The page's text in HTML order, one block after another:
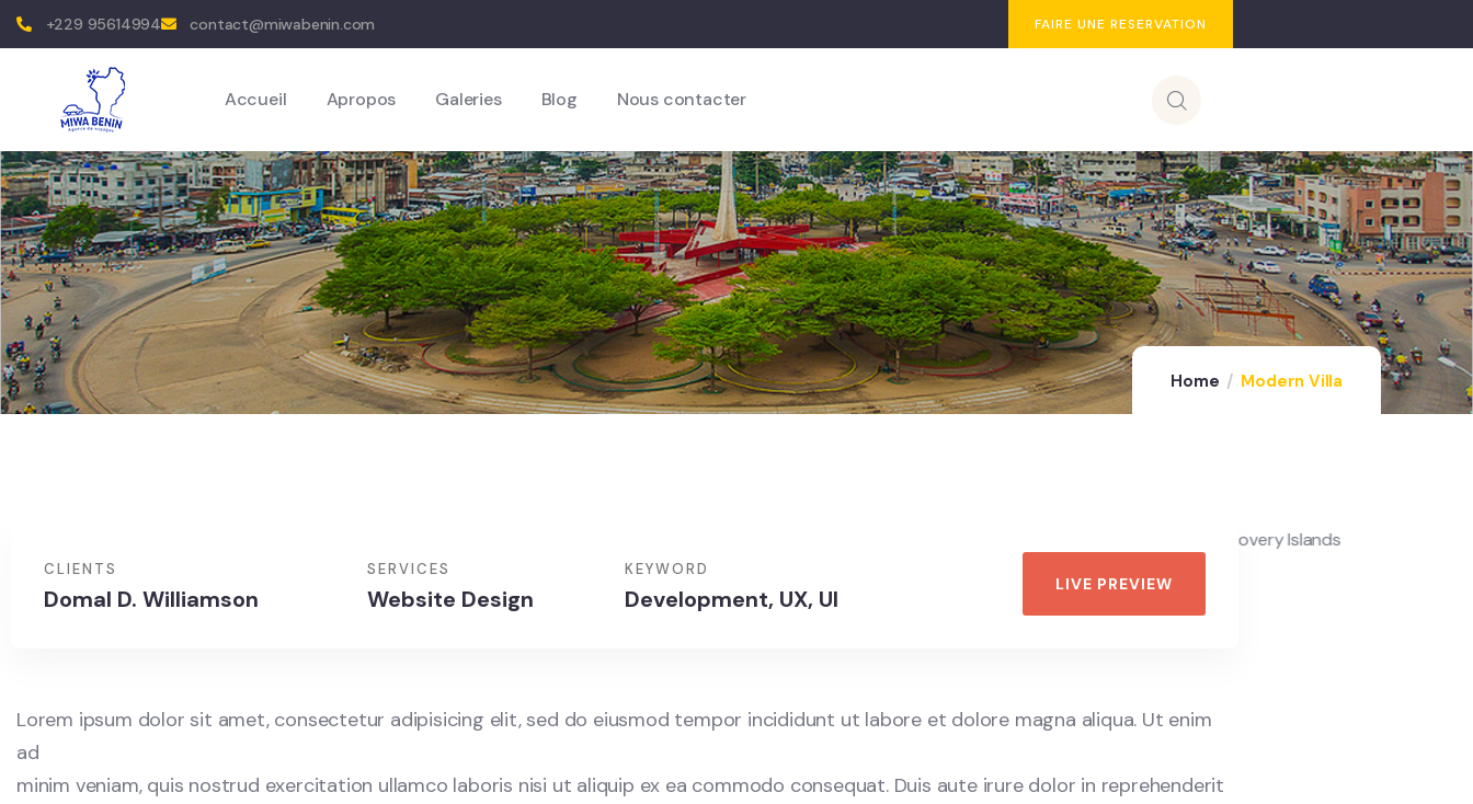
+229 95614994 contact@miwabenin.com FAIRE UNE RESERVATION
Accueil Apropos Galeries Blog Nous contacter
Home Modern Villa
CLIENTS
Domal D. Williamson
SERVICES
Website Design
KEYWORD
Development, UX, UI
LIVE PREVIEW
Lorem ipsum dolor sit amet, consectetur adipisicing elit, sed do eiusmod tempor incididunt ut labore et dolore magna aliqua. Ut enim
ad
minim veniam, quis nostrud exercitation ullamco laboris nisi ut aliquip ex ea commodo consequat. Duis aute irure dolor in reprehenderit